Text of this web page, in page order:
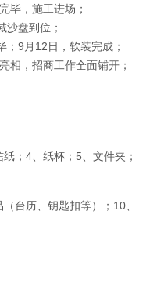
毕，施工进场；
沙盘到位；
9月12日，软装完成；
相，招商工作全面铺开；
；4、纸杯；5、文件夹；
台历、钥匙扣等）；10、